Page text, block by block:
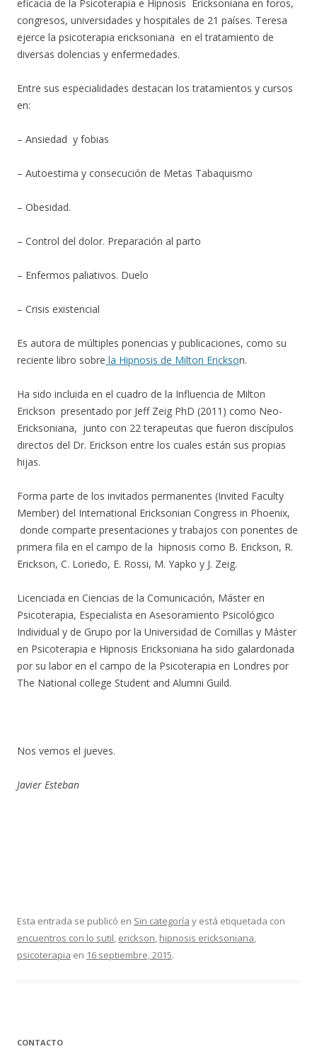
eficacia de la Psicoterapia e Hipnosis Ericksoniana en foros,
congresos, universidades y hospitales de 21 países. Teresa
ejerce la psicoterapia ericksoniana en el tratamiento de
diversas dolencias y enfermedades.
Entre sus especialidades destacan los tratamientos y cursos
en:
– Ansiedad y fobias
– Autoestima y consecución de Metas Tabaquismo
– Obesidad.
– Control del dolor. Preparación al parto
– Enfermos paliativos. Duelo
– Crisis existencial
Es autora de múltiples ponencias y publicaciones, como su
reciente libro sobre la Hipnosis de Milton Erickson.
Ha sido incluida en el cuadro de la Influencia de Milton
Erickson presentado por Jeff Zeig PhD (2011) como Neo-
Ericksoniana, junto con 22 terapeutas que fueron discípulos
directos del Dr. Erickson entre los cuales están sus propias
hijas.
Forma parte de los invitados permanentes (Invited Faculty
Member) del International Ericksonian Congress in Phoenix,
donde comparte presentaciones y trabajos con ponentes de
primera fila en el campo de la hipnosis como B. Erickson, R.
Erickson, C. Loriedo, E. Rossi, M. Yapko y J. Zeig.
Licenciada en Ciencias de la Comunicación, Máster en
Psicoterapia, Especialista en Asesoramiento Psicológico
Individual y de Grupo por la Universidad de Comillas y Máster
en Psicoterapia e Hipnosis Ericksoniana ha sido galardonada
por su labor en el campo de la Psicoterapia en Londres por
The National college Student and Alumni Guild.
Nos vemos el jueves.
Javier Esteban
Esta entrada se publicó en Sin categoría y está etiquetada con
encuentros con lo sutil, erickson, hipnosis ericksoniana,
psicoterapia en 16 septiembre, 2015.
CONTACTO